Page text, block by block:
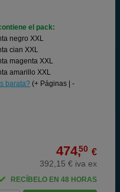
el pack:
negro XXL
cian XXL
magenta XXL
amarillo XXL
barata? (+ Páginas | -
474,50 €
392,15 € iva ex
RECÍBELO EN 48 HORAS